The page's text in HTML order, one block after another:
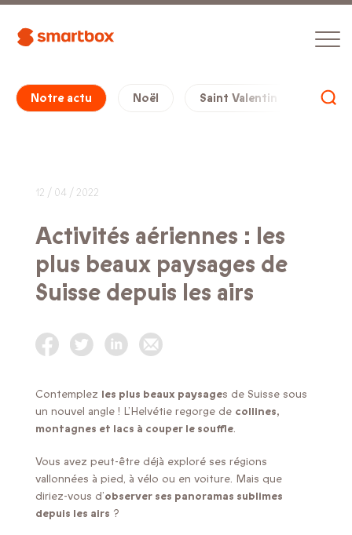
Notre actu Noël Saint Valentin
12 / 04 / 2022
Activités aériennes : les
plus beaux paysages de
Suisse depuis les airs
Contemplez les plus beaux paysages de Suisse sous
un nouvel angle ! L’Helvétie regorge de collines,
montagnes et lacs à couper le souffle.
Vous avez peut-être déjà exploré ses régions
vallonnées à pied, à vélo ou en voiture. Mais que
diriez-vous d’observer ses panoramas sublimes
depuis les airs ?